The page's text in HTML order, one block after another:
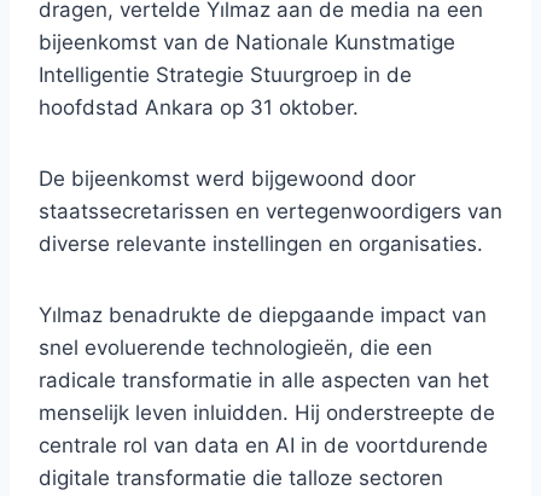
dragen, vertelde Yılmaz aan de media na een
bijeenkomst van de Nationale Kunstmatige
Intelligentie Strategie Stuurgroep in de
hoofdstad Ankara op 31 oktober.
De bijeenkomst werd bijgewoond door
staatssecretarissen en vertegenwoordigers van
diverse relevante instellingen en organisaties.
Yılmaz benadrukte de diepgaande impact van
snel evoluerende technologieën, die een
radicale transformatie in alle aspecten van het
menselijk leven inluidden. Hij onderstreepte de
centrale rol van data en AI in de voortdurende
digitale transformatie die talloze sectoren